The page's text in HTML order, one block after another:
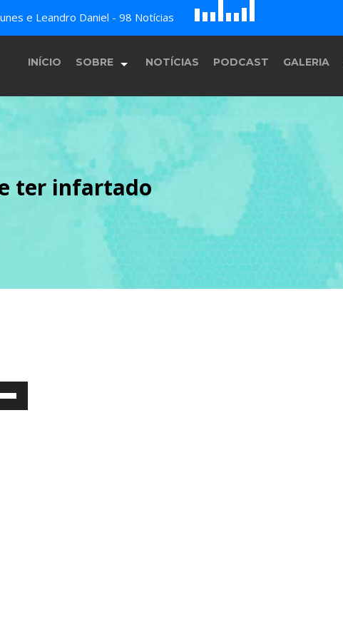
e Leandro Daniel - 98 Notícias B c
E F
INÍCIO SOBRE
História
Equipe
Programação
NOTÍCIAS PODCAST GALERIA
ter infartado